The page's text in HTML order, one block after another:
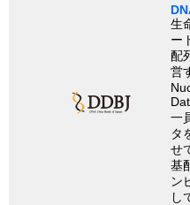
生
ー
配
営
一
タ
せ
基
ン
し